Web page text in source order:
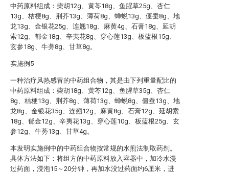
中药原料组成：柴胡12g、黄芩18g、鱼腥草25g、杏仁
13g、桔梗8g、荆芥13g、薄荷8g、蝉蜕13g、僵蚕8g、地
龙13g、金银花25g、连翘18g、麻黄4g、石膏18g、延胡
索12g、郁金18g、辛夷花8g、穿心莲13g、板蓝根15g、
玄参18g、牛蒡8g、甘草8g。
实施例5
一种治疗风热感冒的中药组合物，其是由下列重量配比的
中药原料组成：柴胡18g、黄芩12g、鱼腥草35g、杏仁
8g、桔梗13g、荆芥8g、薄荷13g、蝉蜕8g、僵蚕13g、地
龙8g、金银花35g、连翘12g、麻黄8g、石膏12g、延胡索
18g、郁金12g、辛夷花13g、穿心莲10g、板蓝根25g、玄
参12g、牛蒡13g、甘草4g。
本发明实施例中的中药组合物按常规的水煎法制取药剂。
具体方法如下：将组方的中药原料放入容器中，加冷水漫
过药面，浸泡15～20分钟，再加水没过药面约6厘米，进